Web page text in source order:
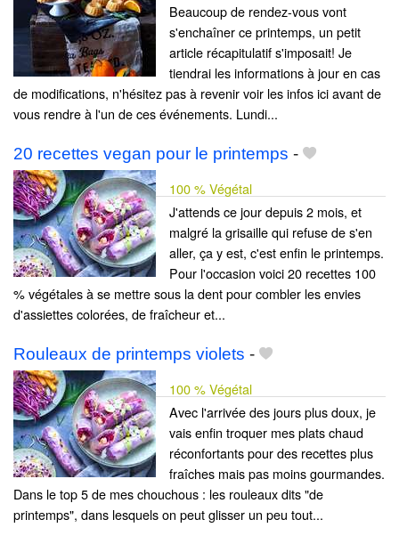
Beaucoup de rendez-vous vont
s'enchaîner ce printemps, un petit
article récapitulatif s'imposait! Je
tiendrai les informations à jour en cas
de modifications, n'hésitez pas à revenir voir les infos ici avant de
vous rendre à l'un de ces événements. Lundi...
20 recettes vegan pour le printemps -
100 % Végétal
J'attends ce jour depuis 2 mois, et
malgré la grisaille qui refuse de s'en
aller, ça y est, c'est enfin le printemps.
Pour l'occasion voici 20 recettes 100
% végétales à se mettre sous la dent pour combler les envies
d'assiettes colorées, de fraîcheur et...
Rouleaux de printemps violets -
100 % Végétal
Avec l'arrivée des jours plus doux, je
vais enfin troquer mes plats chaud
réconfortants pour des recettes plus
fraîches mais pas moins gourmandes.
Dans le top 5 de mes chouchous : les rouleaux dits "de
printemps", dans lesquels on peut glisser un peu tout...